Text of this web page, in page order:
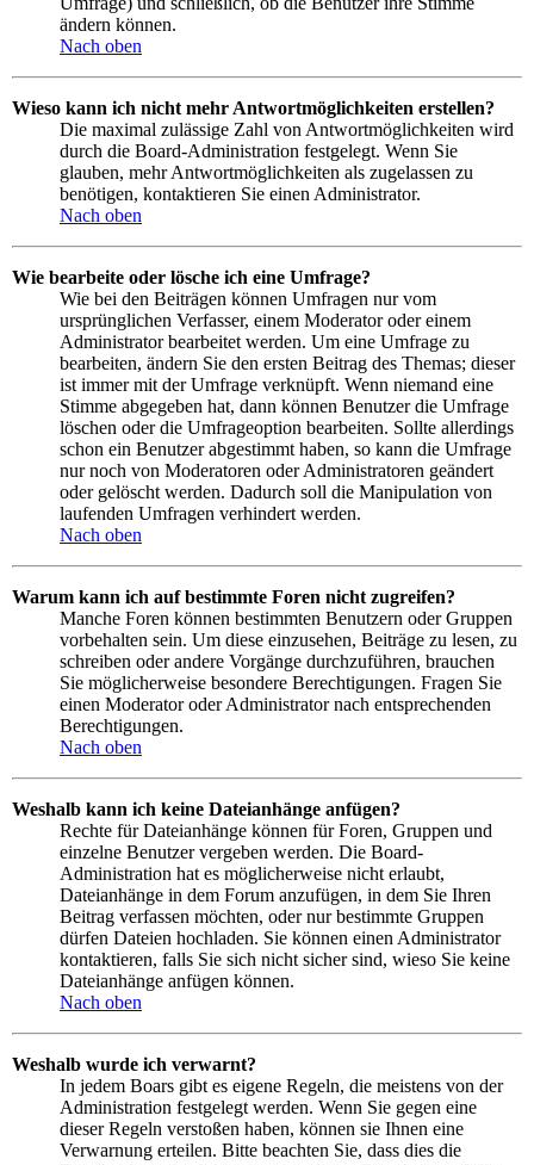
ändern können.
Nach oben
Wieso kann ich nicht mehr Antwortmöglichkeiten erstellen?
Die maximal zulässige Zahl von Antwortmöglichkeiten wird
durch die Board-Administration festgelegt. Wenn Sie
glauben, mehr Antwortmöglichkeiten als zugelassen zu
benötigen, kontaktieren Sie einen Administrator.
Nach oben
Wie bearbeite oder lösche ich eine Umfrage?
Wie bei den Beiträgen können Umfragen nur vom
ursprünglichen Verfasser, einem Moderator oder einem
Administrator bearbeitet werden. Um eine Umfrage zu
bearbeiten, ändern Sie den ersten Beitrag des Themas; dieser
ist immer mit der Umfrage verknüpft. Wenn niemand eine
Stimme abgegeben hat, dann können Benutzer die Umfrage
löschen oder die Umfrageoption bearbeiten. Sollte allerdings
schon ein Benutzer abgestimmt haben, so kann die Umfrage
nur noch von Moderatoren oder Administratoren geändert
oder gelöscht werden. Dadurch soll die Manipulation von
laufenden Umfragen verhindert werden.
Nach oben
Warum kann ich auf bestimmte Foren nicht zugreifen?
Manche Foren können bestimmten Benutzern oder Gruppen
vorbehalten sein. Um diese einzusehen, Beiträge zu lesen, zu
schreiben oder andere Vorgänge durchzuführen, brauchen
Sie möglicherweise besondere Berechtigungen. Fragen Sie
einen Moderator oder Administrator nach entsprechenden
Berechtigungen.
Nach oben
Weshalb kann ich keine Dateianhänge anfügen?
Rechte für Dateianhänge können für Foren, Gruppen und
einzelne Benutzer vergeben werden. Die Board-
Administration hat es möglicherweise nicht erlaubt,
Dateianhänge in dem Forum anzufügen, in dem Sie Ihren
Beitrag verfassen möchten, oder nur bestimmte Gruppen
dürfen Dateien hochladen. Sie können einen Administrator
kontaktieren, falls Sie sich nicht sicher sind, wieso Sie keine
Dateianhänge anfügen können.
Nach oben
Weshalb wurde ich verwarnt?
In jedem Boars gibt es eigene Regeln, die meistens von der
Administration festgelegt werden. Wenn Sie gegen eine
dieser Regeln verstoßen haben, können sie Ihnen eine
Verwarnung erteilen. Bitte beachten Sie, dass dies die